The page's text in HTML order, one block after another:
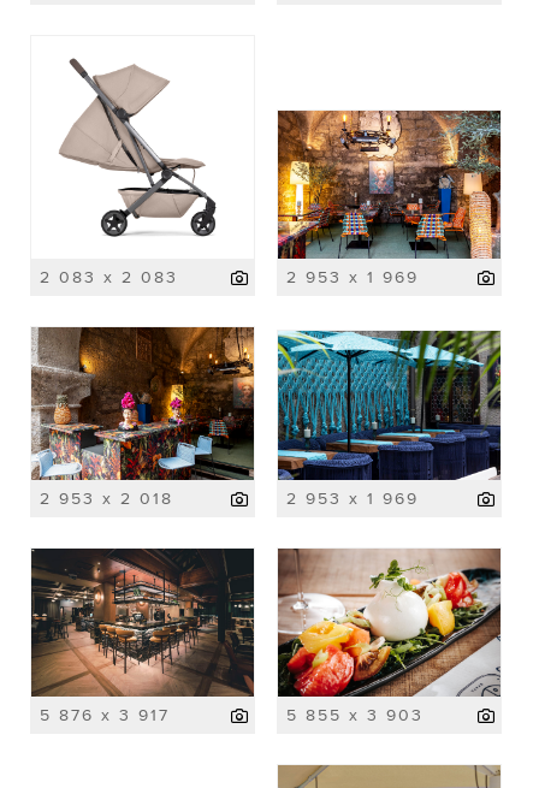
2 083 x 2 083 2 953 x 1 969
2 953 x 2 018 2 953 x 1 969
5 876 x 3 917 5 855 x 3 903